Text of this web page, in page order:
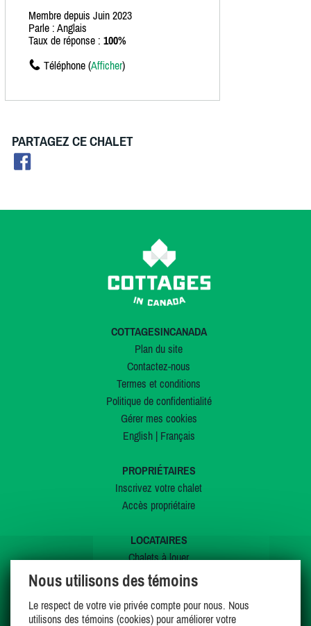
Membre depuis Juin 2023
Parle : Anglais
Taux de réponse : 100%
Téléphone (Afficher)
PARTAGEZ CE CHALET
COTTAGESINCANADA
Plan du site
Contactez-nous
Termes et conditions
Politique de confidentialité
Gérer mes cookies
English| Français
PROPRIÉTAIRES
Inscrivez votre chalet
Accès propriétaire
LOCATAIRES
Chalets à louer
Chalets à vendre
Offres spéciales
Nous utilisons des témoins
Le respect de votre vie privée compte pour nous. Nous
utilisons des témoins (cookies) pour améliorer votre